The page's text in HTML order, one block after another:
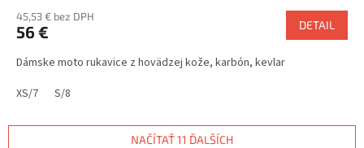
45,53 € bez DPH
56 € DETAIL
Dámske moto rukavice z hovädzej kože, karbón, kevlar
XS/7
S/8
NAČÍTAŤ 11 ĎALŠÍCH